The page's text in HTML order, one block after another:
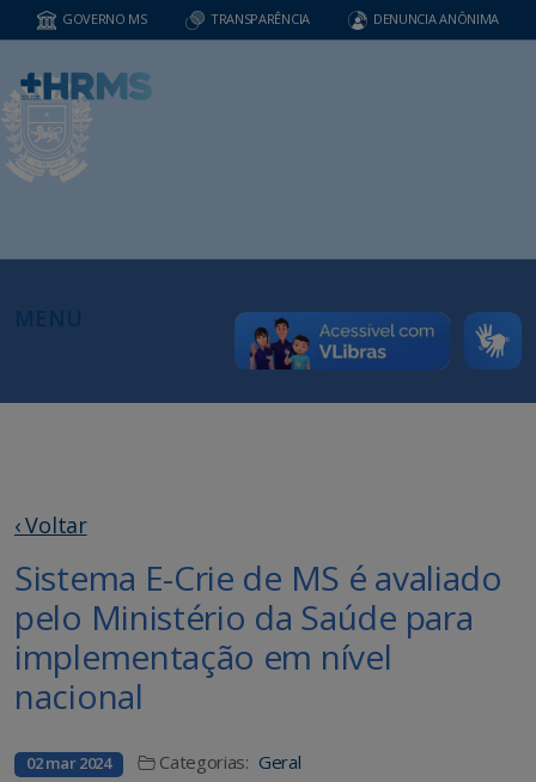
GOVERNO MS TRANSPARÊNCIA DENUNCIA ANÔNIMA
‹ Voltar
Sistema E-Crie de MS é avaliado
pelo Ministério da Saúde para
implementação em nível
nacional
02 mar 2024 Categorias: Geral